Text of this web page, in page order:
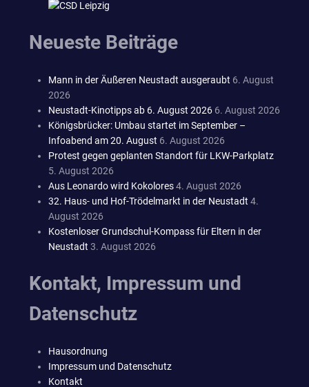
Neueste Beiträge
Mann in der Äußeren Neustadt ausgeraubt 6. August
2026
Neustadt-Kinotipps ab 6. August 2026 6. August 2026
Königsbrücker: Umbau startet im September –
Infoabend am 20. August 6. August 2026
Protest gegen geplanten Standort für LKW-Parkplatz
5. August 2026
Aus Leonardo wird Kokolores4. August 2026
32. Haus- und Hof-Trödelmarkt in der Neustadt 4.
August 2026
Kostenloser Grundschul-Kompass für Eltern in der
Neustadt 3. August 2026
Kontakt, Impressum und
Datenschutz
Hausordnung
Impressum und Datenschutz
Kontakt